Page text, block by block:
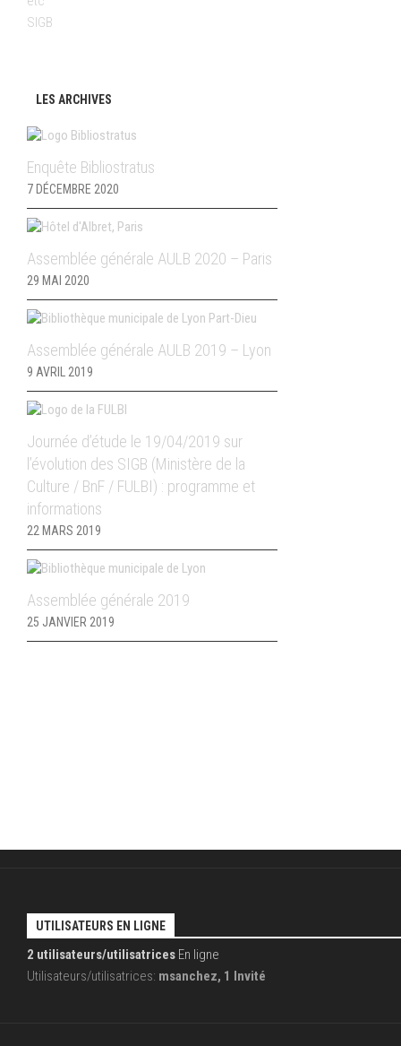
SIGB
LES ARCHIVES
Enquête Bibliostratus
7 DÉCEMBRE 2020
Assemblée générale AULB 2020 – Paris
29 MAI 2020
Assemblée générale AULB 2019 – Lyon
9 AVRIL 2019
Journée d’étude le 19/04/2019 sur
l’évolution des SIGB (Ministère de la
Culture / BnF / FULBI) : programme et
informations
22 MARS 2019
Assemblée générale 2019
25 JANVIER 2019
UTILISATEURS EN LIGNE
2 utilisateurs/utilisatrices En ligne
Utilisateurs/utilisatrices: msanchez, 1 Invité